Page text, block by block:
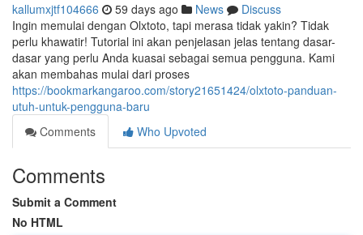
kallumxjtf104666 59 days ago News
Discuss
Ingin memulai dengan Olxtoto, tapi merasa tidak yakin? Tidak
perlu khawatir! Tutorial ini akan penjelasan jelas tentang dasar-
dasar yang perlu Anda kuasai sebagai semua pengguna. Kami
akan membahas mulai dari proses
https://bookmarkangaroo.com/story21651424/olxtoto-panduan-
utuh-untuk-pengguna-baru
Comments
Who Upvoted
Comments
Submit a Comment
No HTML